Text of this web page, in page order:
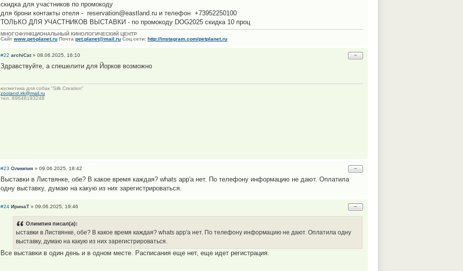
скидка для участников по промокоду
для брони контакты отеля - reservation@eastland.ru и телефон +73952250100
ТОЛЬКО ДЛЯ УЧАСТНИКОВ ВЫСТАВКИ - по промокоду DOG2025 скидка 10 проц
МНОГОФУНКЦИОНАЛЬНЫЙ КИНОЛОГИЧЕСКИЙ ЦЕНТР
Сайт www.pet-planet.ru Почта pet.planet@mail.ru Соц.сети: http://instagram.com/petplanet.ru
−
#22 archiCat» 08.06.2025, 16:10
Здравствуйте, а спешелити для Йорков возможно
косметика для собак "Silk Creation"
zooland.irk@mail.ru
тел.:89648193248
−
#23 Олимпия » 09.06.2025, 18:42
Выставки в Листвянке, обе? В какое время каждая? whats app'а нет. По телефону информацию не дают. Оплатила
одну выставку, думаю на какую из них зарегистрироваться.
−
#24 ИринаТ » 09.06.2025, 19:46
Олимпия писал(а):
ыставки в Листвянке, обе? В какое время каждая? whats app'а нет. По телефону информацию не дают. Оплатила одну
выставку, думаю на какую из них зарегистрироваться.
Все выставки в один день и в одном месте. Расписания еще нет, еще идет регистрация.